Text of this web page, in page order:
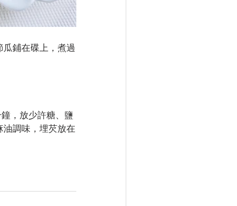
鋪在碟上，煮過
，放少許糖、鹽
調味，埋芡放在